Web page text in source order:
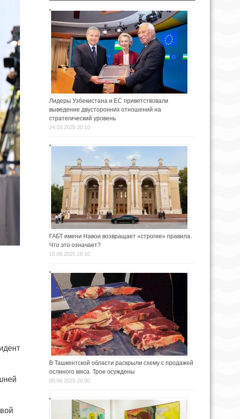
Лидеры Узбекистана и ЕС приветствовали
выведение двусторонних отношений на
стратегический уровень
24.10.2025 20:10
ГАБТ имени Навои возвращает «строгие» правила.
Что это означает?
18.09.2025 16:10
В Ташкентской области раскрыли схему с продажей
ослиного мяса. Трое осуждены
05.06.2025 20:00